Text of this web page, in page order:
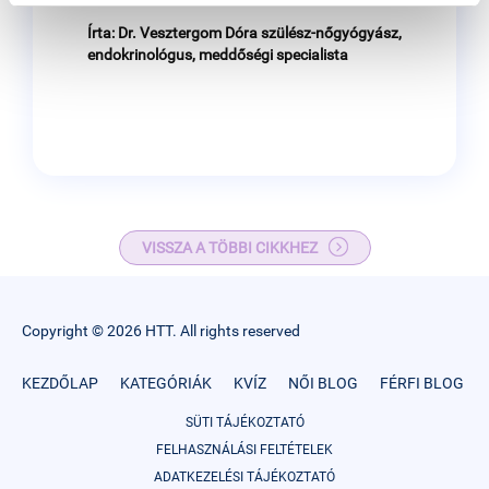
Írta: Dr. Vesztergom Dóraszülész-nőgyógyász,
endokrinológus, meddőségi specialista
VISSZA A TÖBBI CIKKHEZ
Copyright © 2026 HTT. All rights reserved
KEZDŐLAP KATEGÓRIÁK KVÍZ NŐI BLOG FÉRFI BLOG
SÜTI TÁJÉKOZTATÓ
FELHASZNÁLÁSI FELTÉTELEK
ADATKEZELÉSI TÁJÉKOZTATÓ